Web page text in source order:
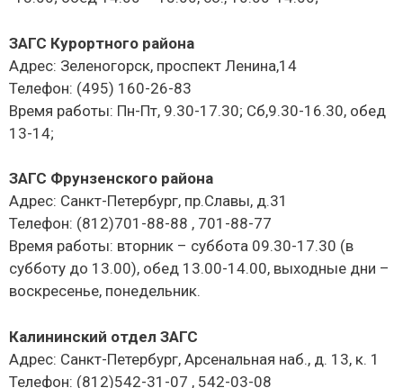
ЗАГС Курортного района
Адрес: Зеленогорск, проспект Ленина,14
Телефон: (495) 160-26-83
Время работы: Пн-Пт, 9.30-17.30; Сб,9.30-16.30, обед
13-14;
ЗАГС Фрунзенского района
Адрес: Санкт-Петербург, пр.Славы, д.31
Телефон: (812)701-88-88 , 701-88-77
Время работы: вторник – суббота 09.30-17.30 (в
субботу до 13.00), обед 13.00-14.00, выходные дни –
воскресенье, понедельник.
Калининский отдел ЗАГС
Адрес: Санкт-Петербург, Арсенальная наб., д. 13, к. 1
Телефон: (812)542-31-07 , 542-03-08